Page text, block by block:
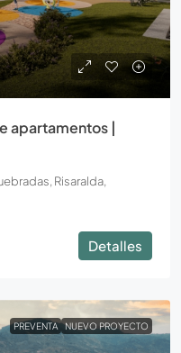
apartamentos |
Risaralda,
Detalles
PREVENTA NUEVO PROYECTO